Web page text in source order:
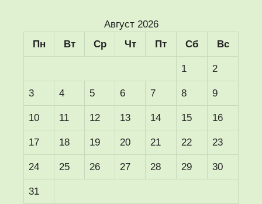
Август 2026
Пн
Вт Ср Чт Пт Сб Вс
1 2
3 4 5 6 7 8 9
10 11 12 13 14 15 16
17 18 19 20 21 22 23
24 25 26 27 28 29 30
31